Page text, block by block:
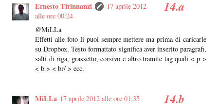
Ernesto Tirinnanzi
17 aprile 2012
alle ore 00:24
@MiLLa
Effetti alle foto li puoi sempre mettere ma prima di caricarle
su Dropbox. Testo formattato significa aver inserito paragrafi,
salti di riga, grassetto, corsivo e altro tramite tag quali < p >
< b > < br/ > ecc.
MiLLa 17 aprile 2012 alle ore 01:35